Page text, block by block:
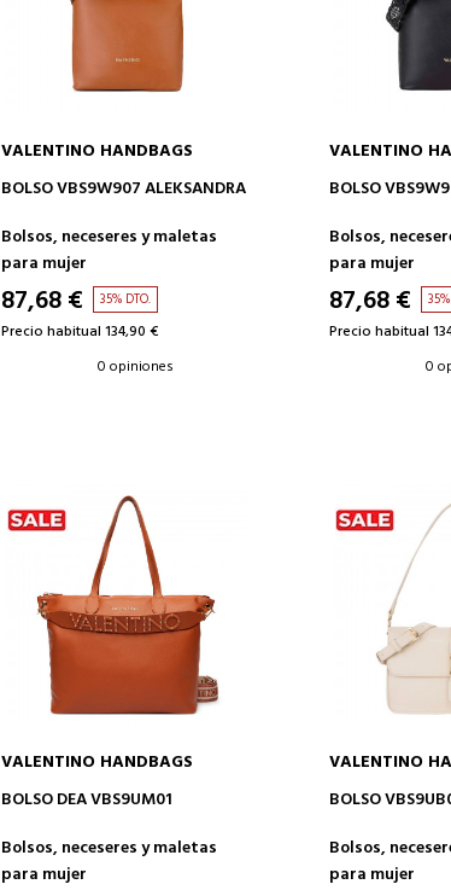
AÑADIR A LA CESTA
VALENTINO HANDBAGS
BOLSO VBS9W907 ALEKSANDRA
Bolsos, neceseres y maletas
para mujer
87,68 € 35% DTO.
Precio habitual 134,90 €
0 opiniones
AÑADIR
VALENTINO
BOLSO
Bolsos,
para mujer
87,68 €
Precio habitual
0
AÑADIR A LA CESTA
VALENTINO HANDBAGS
BOLSO DEA VBS9UM01
Bolsos, neceseres y maletas
para mujer
AÑADIR A
VALENTINO
BOLSO
Bolsos,
para mujer